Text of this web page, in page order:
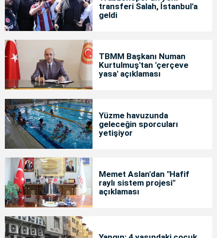
transferi Salah, İstanbul'a
geldi
TBMM Başkanı Numan
Kurtulmuş'tan 'çerçeve
yasa' açıklaması
Yüzme havuzunda
geleceğin sporcuları
yetişiyor
Memet Aslan'dan "Hafif
raylı sistem projesi"
açıklaması